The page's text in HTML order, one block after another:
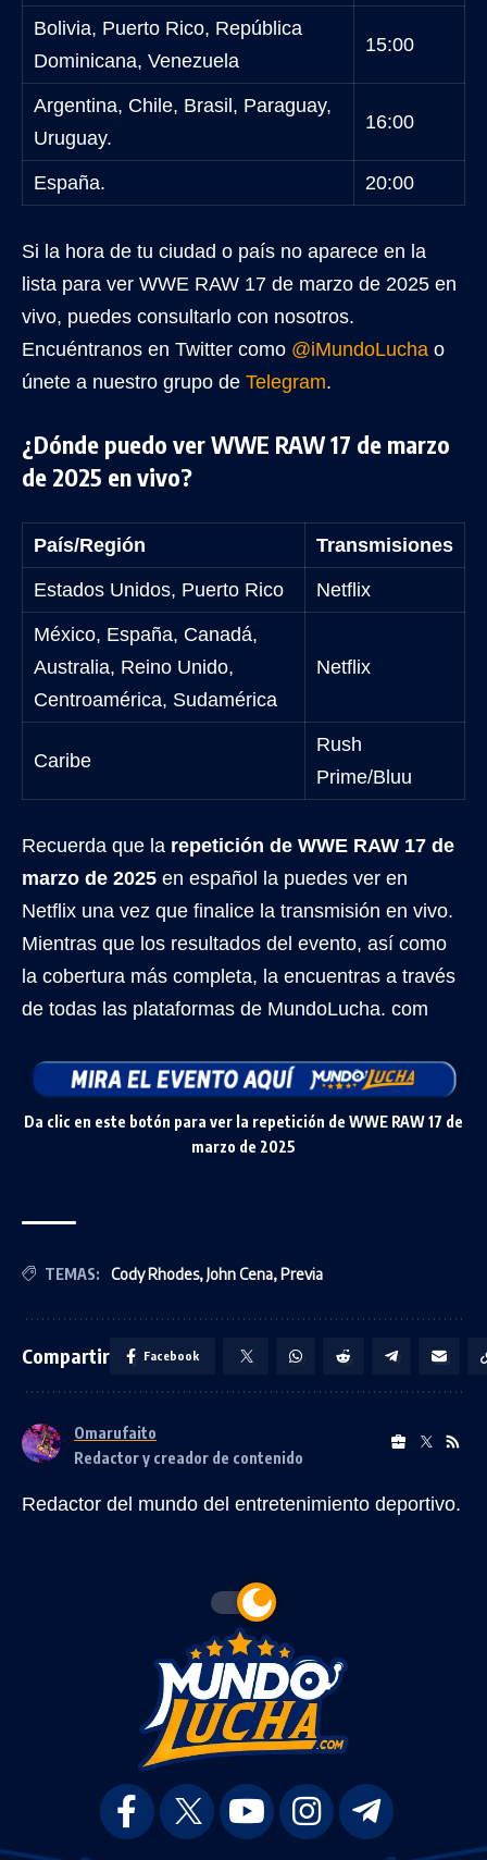
Bolivia, Puerto Rico, República
Dominicana, Venezuela
15:00
Argentina, Chile, Brasil, Paraguay,
Uruguay.
16:00
España. 20:00
Si la hora de tu ciudad o país no aparece en la
lista para ver WWE RAW 17 de marzo de 2025 en
vivo, puedes consultarlo con nosotros.
Encuéntranos en Twitter como @iMundoLucha o
únete a nuestro grupo de Telegram.
¿Dónde puedo ver WWE RAW 17 de marzo
de 2025 en vivo?
País/Región Transmisiones
Estados Unidos, Puerto Rico Netflix
México, España, Canadá,
Australia, Reino Unido,
Centroamérica, Sudamérica
Netflix
Caribe
Rush
Prime/Bluu
Recuerda que la repetición de WWE RAW 17 de
marzo de 2025 en español la puedes ver en
Netflix una vez que finalice la transmisión en vivo.
Mientras que los resultados del evento, así como
la cobertura más completa, la encuentras a través
de todas las plataformas de MundoLucha. com
Da clic en este botón para ver la repetición de WWE RAW 17 de
marzo de 2025
TEMAS: Cody Rhodes,John Cena,Previa
Compartir Facebook
Omarufaito
Redactor y creador de contenido
Redactor del mundo del entretenimiento deportivo.